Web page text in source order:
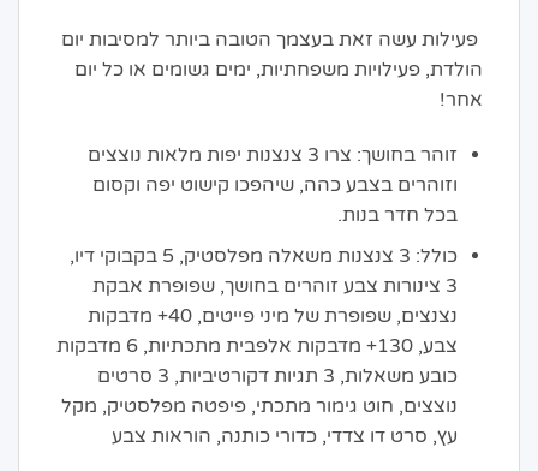
פעילות עשה זאת בעצמך הטובה ביותר למסיבות יום
הולדת, פעילויות משפחתיות, ימים גשומים או כל יום
אחר!
זוהר בחושך: צרו 3 צנצנות יפות מלאות נוצצים
וזוהרים בצבע כהה, שיהפכו קישוט יפה וקסום
בכל חדר בנות.
כולל: 3 צנצנות משאלה מפלסטיק, 5 בקבוקי דיו,
3 צינורות צבע זוהרים בחושך, שפופרת אבקת
נצנצים, שפופרת של מיני פייטים, 40+ מדבקות
צבע, 130+ מדבקות אלפבית מתכתיות, 6 מדבקות
כובע משאלות, 3 תגיות דקורטיביות, 3 סרטים
נוצצים, חוט גימור מתכתי, פיפטה מפלסטיק, מקל
עץ, סרט דו צדדי, כדורי כותנה, הוראות צבע